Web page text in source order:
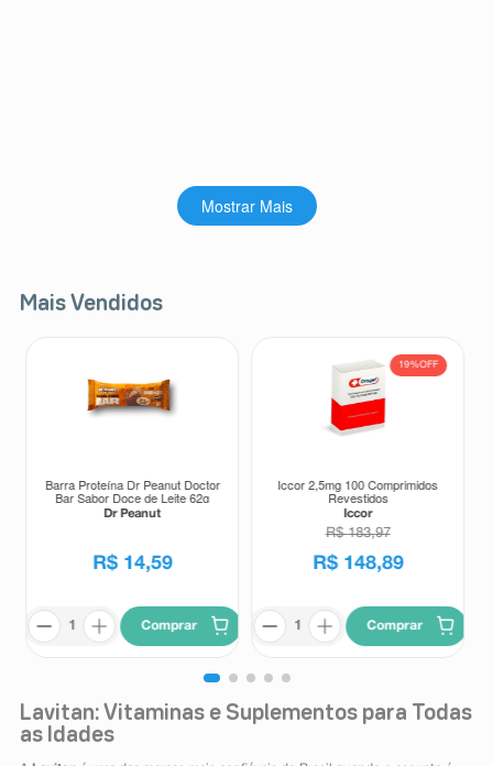
Mostrar Mais
Mais Vendidos
Barra Proteína Dr Peanut Doctor
Bar Sabor Doce de Leite 62g
Dr Peanut
R$ 14,59
Comprar
19%OFF
Iccor 2,5mg 100 Comprimidos
Revestidos
Iccor
R$ 183,97
R$ 148,89
Comprar
Lavitan: Vitaminas e Suplementos para Todas
as Idades